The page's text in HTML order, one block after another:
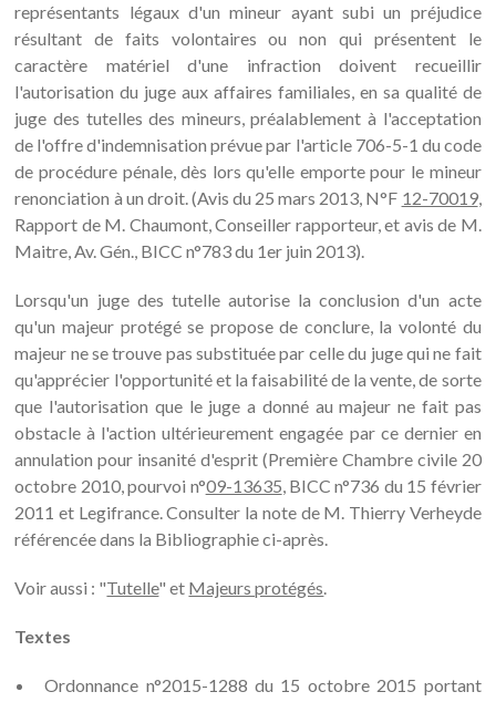
représentants légaux d'un mineur ayant subi un préjudice
résultant de faits volontaires ou non qui présentent le
caractère matériel d'une infraction doivent recueillir
l'autorisation du juge aux affaires familiales, en sa qualité de
juge des tutelles des mineurs, préalablement à l'acceptation
de l'offre d'indemnisation prévue par l'article 706-5-1 du code
de procédure pénale, dès lors qu'elle emporte pour le mineur
renonciation à un droit. (Avis du 25 mars 2013, N°F 12-70019,
Rapport de M. Chaumont, Conseiller rapporteur, et avis de M.
Maitre, Av. Gén., BICC n°783 du 1er juin 2013).
Lorsqu'un juge des tutelle autorise la conclusion d'un acte
qu'un majeur protégé se propose de conclure, la volonté du
majeur ne se trouve pas substituée par celle du juge qui ne fait
qu'apprécier l'opportunité et la faisabilité de la vente, de sorte
que l'autorisation que le juge a donné au majeur ne fait pas
obstacle à l'action ultérieurement engagée par ce dernier en
annulation pour insanité d'esprit (Première Chambre civile 20
octobre 2010, pourvoi n°09-13635, BICC n°736 du 15 février
2011 et Legifrance. Consulter la note de M. Thierry Verheyde
référencée dans la Bibliographie ci-après.
Voir aussi : "Tutelle" et Majeurs protégés.
Textes
Ordonnance n°2015-1288 du 15 octobre 2015 portant